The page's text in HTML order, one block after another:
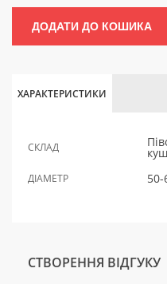
ДОДАТИ ДО КОШИКА
ХАРАКТЕРИСТИКИ
СКЛАД
ДІАМЕТР 50-
СТВОРЕННЯ ВІДГУКУ